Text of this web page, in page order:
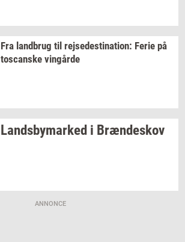
Fra land­brug til rej­se­desti­na­tion: Ferie på
toscan­ske vin­går­de
Lands­by­mar­ked i Bræn­de­skov
ANNONCE